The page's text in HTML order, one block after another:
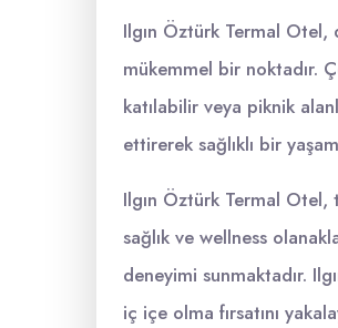
Ilgın Öztürk Termal Otel,
mükemmel bir noktadır.
katılabilir veya piknik
ettirerek sağlıklı bir
Ilgın Öztürk Termal
sağlık ve wellness
deneyimi sunmaktadır.
iç içe olma fırsatını